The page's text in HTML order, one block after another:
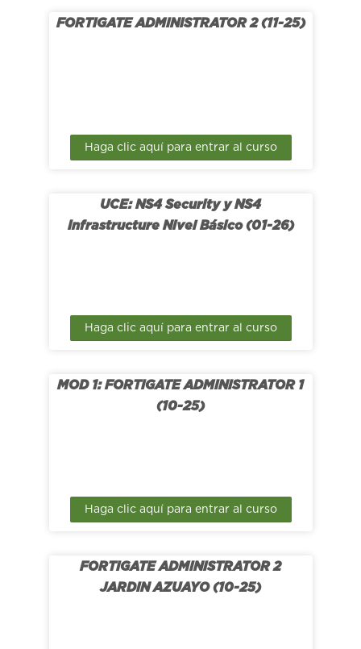
FORTIGATE ADMINISTRATOR 2 (11-25)
Haga clic aquí para entrar al curso
UCE: NS4 Security y NS4
Infrastructure Nivel Básico (01-26)
Haga clic aquí para entrar al curso
MOD 1: FORTIGATE ADMINISTRATOR 1
(10-25)
Haga clic aquí para entrar al curso
FORTIGATE ADMINISTRATOR 2
JARDIN AZUAYO (10-25)